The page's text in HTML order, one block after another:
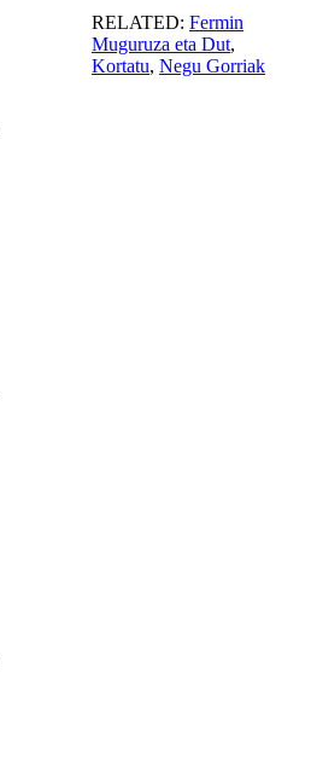
RELATED: Fermin
Muguruza eta Dut,
Kortatu, Negu Gorriak